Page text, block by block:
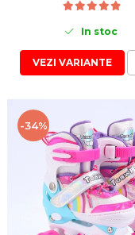
In stoc
VEZI VARIANTE
-34%